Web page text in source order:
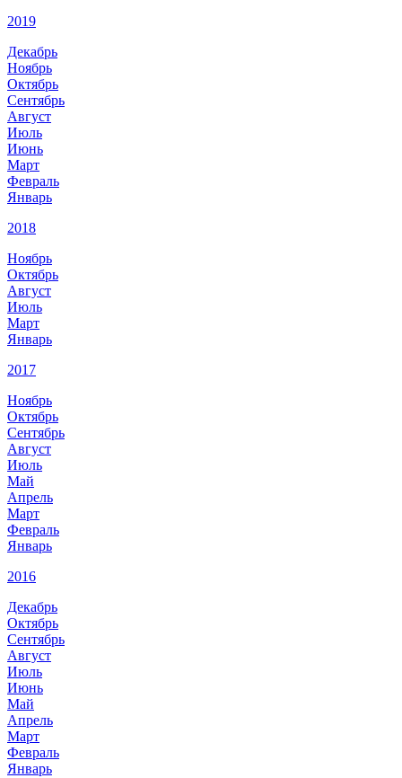
2019
Декабрь
Ноябрь
Октябрь
Сентябрь
Август
Июль
Июнь
Март
Февраль
Январь
2018
Ноябрь
Октябрь
Август
Июль
Март
Январь
2017
Ноябрь
Октябрь
Сентябрь
Август
Июль
Май
Апрель
Март
Февраль
Январь
2016
Декабрь
Октябрь
Сентябрь
Август
Июль
Июнь
Май
Апрель
Март
Февраль
Январь